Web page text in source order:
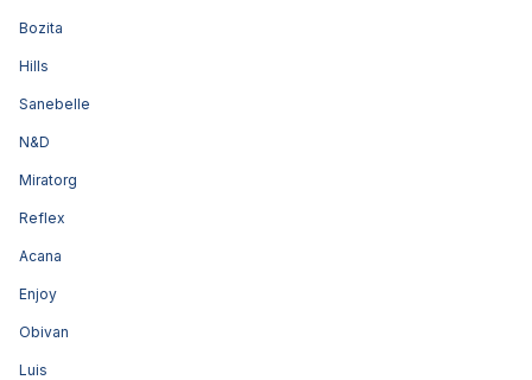
Bozita
Hills
Sanebelle
N&D
Miratorg
Reflex
Acana
Enjoy
Obivan
Luis